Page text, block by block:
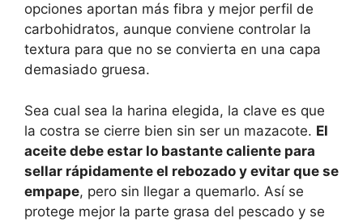
opciones aportan más fibra y mejor perfil de
carbohidratos, aunque conviene controlar la
textura para que no se convierta en una capa
demasiado gruesa.
Sea cual sea la harina elegida, la clave es que
la costra se cierre bien sin ser un mazacote. El
aceite debe estar lo bastante caliente para
sellar rápidamente el rebozado y evitar que se
empape, pero sin llegar a quemarlo. Así se
protege mejor la parte grasa del pescado y se